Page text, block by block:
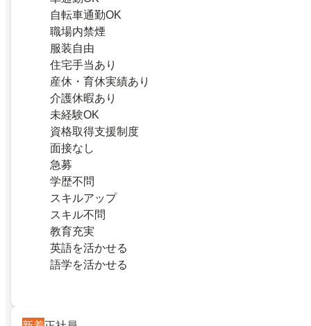
自転車通勤OK
職場内禁煙
服装自由
住宅手当あり
産休・育休実績あり
介護休暇あり
未経験OK
資格取得支援制度
面接なし
急募
学歴不問
スキルアップ
スキル不問
教育充実
英語を活かせる
語学を活かせる